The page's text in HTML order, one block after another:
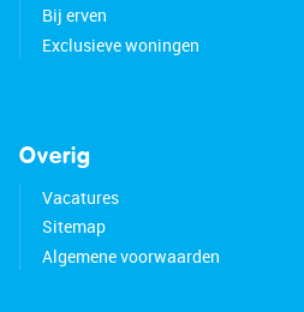
Bij erven
Exclusieve woningen
Overig
Vacatures
Sitemap
Algemene voorwaarden